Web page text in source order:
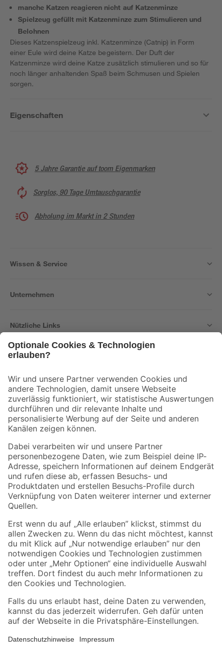
manche Katzen reagieren nicht auf Katzenminze
Spielzeug gefüllt mit Katzenminze zum Stimulieren und
Belohnen
Dieses Katzenspielzeug inkl. Katzenminze (Catnip) in Form
einer Eule wird deine Katze begeistern. Der Duft der
Katzenminze wird deine Katze zusätzlich stimulieren und so für
noch länger anhaltenden Spaß beim Schmusen und Spielen
sorgen.
Eigenschaften
5 Jahre Garantie auf toom Eigenmarken
Sorglos, 90 Tage Umtauschgarantie
Abholung im Markt in 2 Stunden
Wissen & Service
Unternehmen
Nützliche Links
Der toom Newsletter: Keine Angebote und Aktionen mehr verpassen!
Zur Newsletter Anmeldung
Folge uns
Zahlungsarten Versandarten
Sicher einkaufen
Jetzt die toom-App herunterladen
Alle Preisangaben in EUR inkl. gesetzl. MwSt.. Die dargestellten Angebote sind unter
Umständen nicht in allen Märkten verfügbar. Die angegebenen Verfügbarkeiten beziehen
Produkte nur solange der Vorrat reicht.
*Paketversand ab 59 € versandkostenfrei, gilt nicht für Artikel mit Speditionsversand, hier